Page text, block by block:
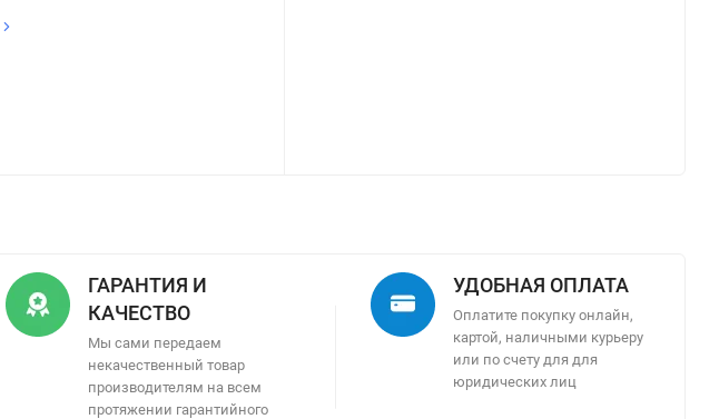
ГАРАНТИЯ И
КАЧЕСТВО
Мы сами передаем
некачественный товар
производителям на всем
протяжении гарантийного
УДОБНАЯ ОПЛАТА
Оплатите покупку онлайн,
картой, наличными курьеру
или по счету для для
юридических лиц